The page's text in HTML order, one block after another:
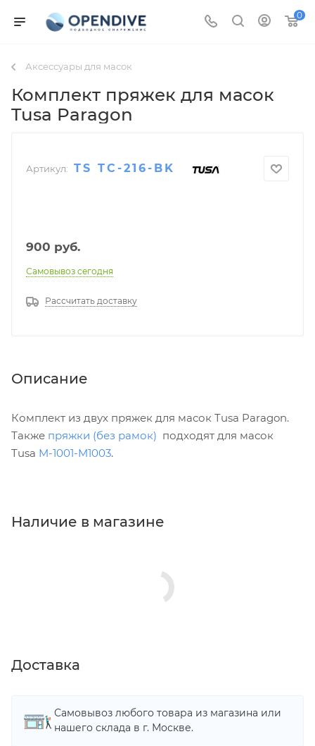
0
Аксессуары для масок
Комплект пряжек для масок
Tusa Paragon
Артикул: TS TC-216-BK
900 руб.
Самовывоз сегодня
Рассчитать доставку
Описание
Комплект из двух пряжек для масок Tusa Paragon.
Также пряжки (без рамок) подходят для масок
Tusa M-1001-M1003.
Наличие в магазине
Доставка
Самовывоз любого товара из магазина или
нашего склада в г. Москве.